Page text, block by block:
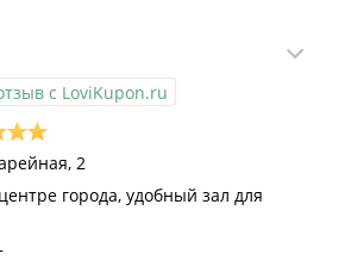
с LoviKupon.ru
2
города, удобный зал для